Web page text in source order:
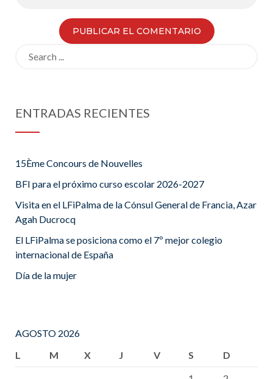
ENTRADAS RECIENTES
15Ème Concours de Nouvelles
BFI para el próximo curso escolar 2026-2027
Visita en el LFiPalma de la Cónsul General de Francia, Azar
Agah Ducrocq
El LFiPalma se posiciona como el 7º mejor colegio
internacional de España
Día de la mujer
AGOSTO 2026
L
M X J V S
D